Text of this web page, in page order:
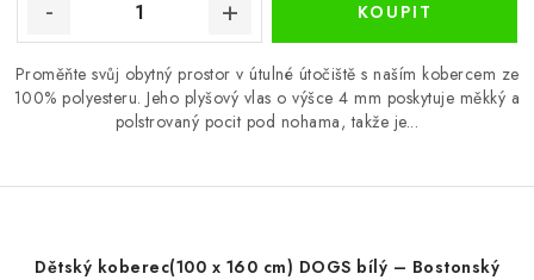
Proměňte svůj obytný prostor v útulné útočiště s naším kobercem ze
100% polyesteru. Jeho plyšový vlas o výšce 4 mm poskytuje měkký a
polstrovaný pocit pod nohama, takže je...
Dětský koberec(100 x 160 cm) DOGS bílý – Bostonský